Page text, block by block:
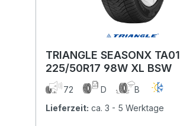
TRIANGLE SEASONX TA01
225/50R17 98W XL BSW
72 D
B
Lieferzeit: ca. 3 - 5 Werktage